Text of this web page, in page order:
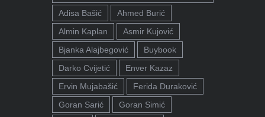
Adisa Bašić
Ahmed Burić
Almin Kaplan
Asmir Kujović
Bjanka Alajbegović
Buybook
Darko Cvijetić
Enver Kazaz
Ervin Mujabašić
Ferida Duraković
Goran Sarić
Goran Simić